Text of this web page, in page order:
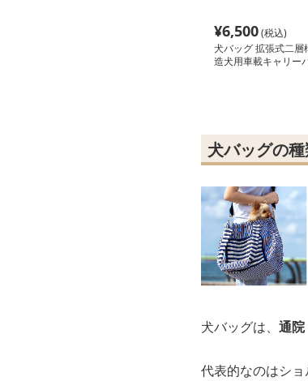
¥6,500(税込)
犬バッグ 拡張式二層
造犬用車載キャリー
犬バッグの
犬バッグは、 通
代表的なのはショ